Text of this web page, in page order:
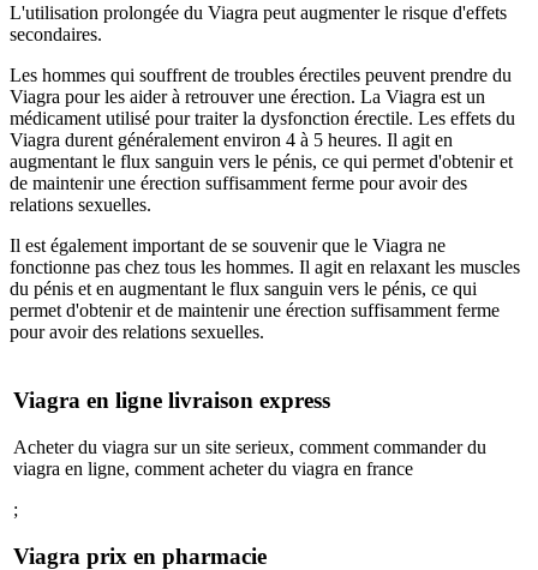
L'utilisation prolongée du Viagra peut augmenter le risque d'effets
secondaires.
Les hommes qui souffrent de troubles érectiles peuvent prendre du
Viagra pour les aider à retrouver une érection. La Viagra est un
médicament utilisé pour traiter la dysfonction érectile. Les effets du
Viagra durent généralement environ 4 à 5 heures. Il agit en
augmentant le flux sanguin vers le pénis, ce qui permet d'obtenir et
de maintenir une érection suffisamment ferme pour avoir des
relations sexuelles.
Il est également important de se souvenir que le Viagra ne
fonctionne pas chez tous les hommes. Il agit en relaxant les muscles
du pénis et en augmentant le flux sanguin vers le pénis, ce qui
permet d'obtenir et de maintenir une érection suffisamment ferme
pour avoir des relations sexuelles.
Viagra en ligne livraison express
Acheter du viagra sur un site serieux, comment commander du
viagra en ligne, comment acheter du viagra en france
;
Viagra prix en pharmacie